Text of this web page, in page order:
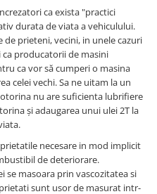
ca exista "practici
durata de viata a vehiculului.
prieteni, vecini, in unele cazuri
producatorii de masini
ca vor să cumperi o masina
celei vechi. Sa ne uitam la un
nu are suficienta lubrifiere
și adaugarea unui ulei 2T la
necesare in mod implicit
de deteriorare.
se masoara prin vascozitatea si
sunt usor de masurat intr-